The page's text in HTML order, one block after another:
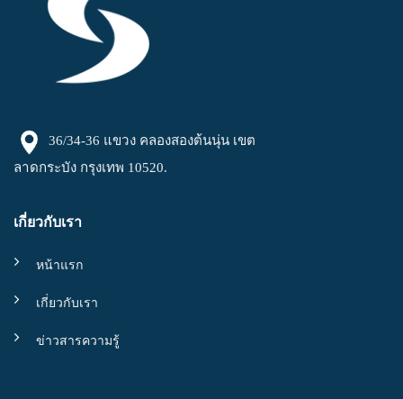
36/34-36 แขวง คลองสองต้นนุ่น เขต
ลาดกระบัง กรุงเทพ 10520.
เกี่ยวกับเรา
หน้าแรก
เกี่ยวกับเรา
ข่าวสารความรู้